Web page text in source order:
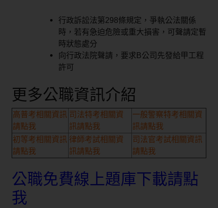
行政訴訟法第298條規定，爭執公法關係
時，若有急迫危險或重大損害，可聲請定暫
時狀態處分
向行政法院聲請，要求B公司先發給甲工程
許可
更多公職資訊介紹
高普考相關資訊
請點我
司法特考相關資
訊請點我
一般警察特考相關資
訊請點我
初等考相關資訊
請點我
律師考試相關資
訊請點我
司法官考試相關資訊
請點我
公職免費線上題庫下載請點
我